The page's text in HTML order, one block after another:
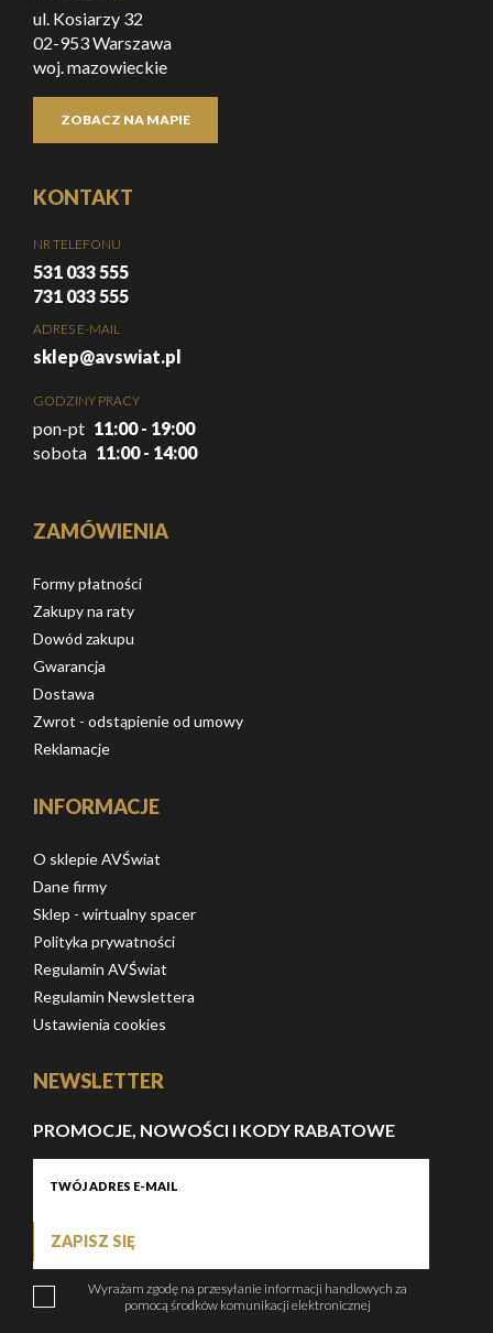
ul. Kosiarzy 32
02-953 Warszawa
woj. mazowieckie
ZOBACZ NA MAPIE
KONTAKT
NR TELEFONU
531 033 555
731 033 555
ADRES E-MAIL
sklep@avswiat.pl
GODZINY PRACY
pon-pt 11:00 - 19:00
sobota 11:00 - 14:00
ZAMÓWIENIA
Formy płatności
Zakupy na raty
Dowód zakupu
Gwarancja
Dostawa
Zwrot - odstąpienie od umowy
Reklamacje
INFORMACJE
O sklepie AVŚwiat
Dane firmy
Sklep - wirtualny spacer
Polityka prywatności
Regulamin AVŚwiat
Regulamin Newslettera
Ustawienia cookies
NEWSLETTER
PROMOCJE, NOWOŚCI I KODY RABATOWE
ZAPISZ SIĘ
Wyrażam zgodę na przesyłanie informacji handlowych za
pomocą środków komunikacji elektronicznej